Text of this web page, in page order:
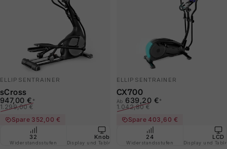
ELLIPSENTRAINER
sCross
Verkaufspreis
947,00 € *
Normaler Preis
1.299,00 €
Spare 352,00 €
32
Widerstandsstufen
Knob
Display und Tablethalterung
Self Generated Power
ohne Stromnetzanschluss
ELLIPSENTRAINER
CX700
Verkaufspreis
Ab 639,20 €*
Normaler Preis
1.042,80 €
Spare 403,60 €
24
Widerstandsstufen
LCD
Display und